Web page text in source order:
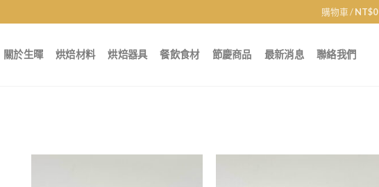
購物車 /NT$0
關於生暉 烘焙材料 烘焙器具 餐飲食材 節慶商品 最新消息 聯絡我們